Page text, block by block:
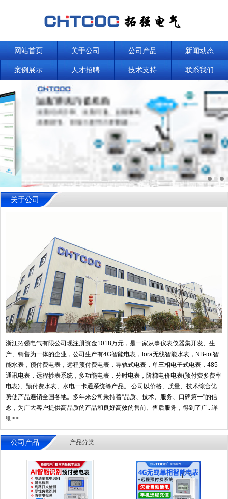
网站首页 关于公司 公司产品 新闻动态
案例展示 人才招聘 技术支持 联系我们
关于公司
浙江拓强电气有限公司现注册资金1018万元，是一家从事仪表仪器集开发、生
产、销售为一体的企业，公司生产有4G智能电表，lora无线智能水表，NB-iot智
能水表，预付费电表，远程预付费电表，导轨式电表，单三相电子式电表，485
通讯电表，远程抄表系统，多功能电表，分时电表，阶梯电价电表(预付费多费率
电表)、预付费水表、水电一卡通系统等产品。 公司以价格、质量、技术综合优
势使产品遍销全国各地。多年来公司秉持着“品质、技术、服务、口碑第一"的信
念，为广大客户提供高品质的产品和良好高效的售前、售后服务，得到了广...详
细>>
公司产品 产品分类